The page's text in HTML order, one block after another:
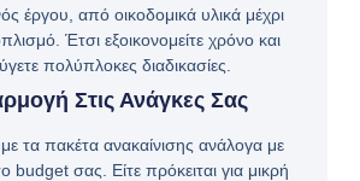
έργου, από οικοδομικά υλικά μέχρι
Έτσι εξοικονομείτε χρόνο και
πολύπλοκες διαδικασίες.
Στις Ανάγκες Σας
τα πακέτα ανακαίνισης ανάλογα με
budget σας. Είτε πρόκειται για μικρή